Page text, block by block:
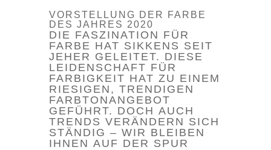
VORSTELLUNG DER FARBE
DES JAHRES 2020
DIE FASZINATION FÜR
FARBE HAT SIKKENS SEIT
JEHER GELEITET. DIESE
LEIDENSCHAFT FÜR
FARBIGKEIT HAT ZU EINEM
RIESIGEN, TRENDIGEN
FARBTONANGEBOT
GEFÜHRT. DOCH AUCH
TRENDS VERÄNDERN SICH
STÄNDIG – WIR BLEIBEN
IHNEN AUF DER SPUR